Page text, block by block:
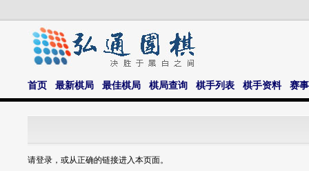
首页 最新棋局 最佳棋局 棋局查询 棋手列表 棋手资料 赛
请登录，或从正确的链接进入本页面。